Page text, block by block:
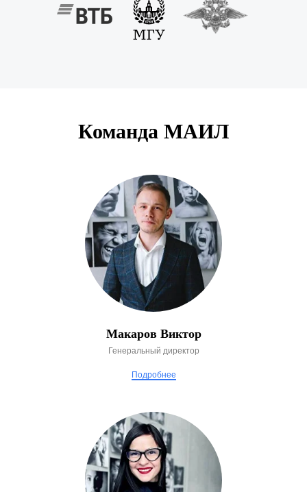
Команда МАИЛ
Макаров Виктор
Генеральный директор
Подробнее